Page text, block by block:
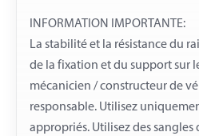
INFORMATION IMPORTANTE:
La stabilité et la résistance du
de la fixation et du support sur
mécanicien / constructeur de
responsable. Utilisez
appropriés. Utilisez des